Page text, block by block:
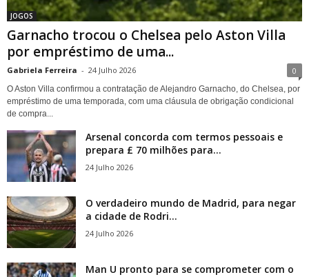
JOGOS
Garnacho trocou o Chelsea pelo Aston Villa
por empréstimo de uma...
Gabriela Ferreira - 24 Julho 2026 0
O Aston Villa confirmou a contratação de Alejandro Garnacho, do Chelsea, por
empréstimo de uma temporada, com uma cláusula de obrigação condicional
de compra...
Arsenal concorda com termos pessoais e
prepara £ 70 milhões para...
24 Julho 2026
O verdadeiro mundo de Madrid, para negar
a cidade de Rodri...
24 Julho 2026
Man U pronto para se comprometer com o